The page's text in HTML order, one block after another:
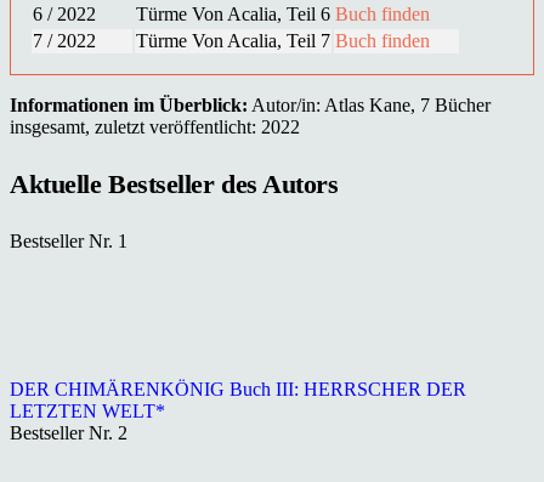
6 / 2022
Türme Von Acalia, Teil 6 Buch finden
7 / 2022
Türme Von Acalia, Teil 7 Buch finden
Informationen im Überblick: Autor/in: Atlas Kane, 7 Bücher
insgesamt, zuletzt veröffentlicht: 2022
Aktuelle Bestseller des Autors
Bestseller Nr. 1
DER CHIMÄRENKÖNIG Buch III: HERRSCHER DER
LETZTEN WELT*
Bestseller Nr. 2